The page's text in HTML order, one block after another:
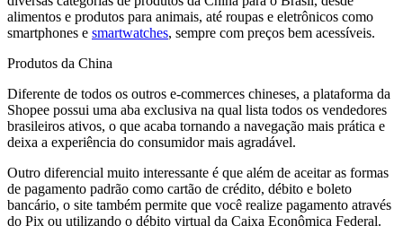
alimentos e produtos para animais, até roupas e eletrônicos como
smartphones e smartwatches, sempre com preços bem acessíveis.
Produtos da China
Diferente de todos os outros e-commerces chineses, a plataforma da
Shopee possui uma aba exclusiva na qual lista todos os vendedores
brasileiros ativos, o que acaba tornando a navegação mais prática e
deixa a experiência do consumidor mais agradável.
Outro diferencial muito interessante é que além de aceitar as formas
de pagamento padrão como cartão de crédito, débito e boleto
bancário, o site também permite que você realize pagamento através
do Pix ou utilizando o débito virtual da Caixa Econômica Federal.